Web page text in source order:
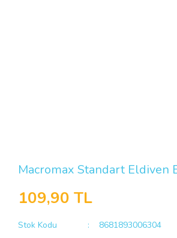
Macromax Standart Eldiven
109,90 TL
Stok Kodu 8681893006304